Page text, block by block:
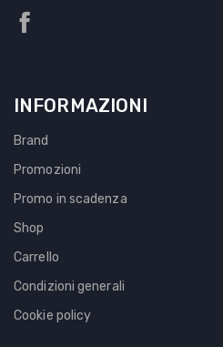
INFORMAZIONI
Brand
Promozioni
Promo in scadenza
Shop
Carrello
Condizioni generali
Cookie policy